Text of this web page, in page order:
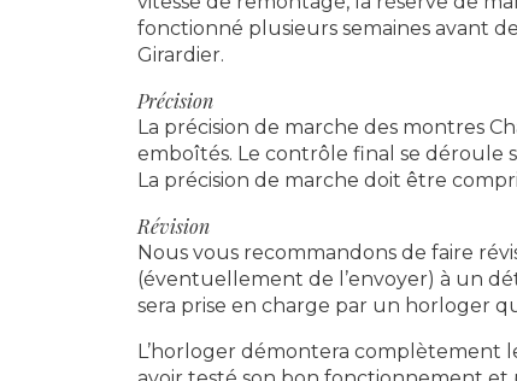
fonctionné plusieurs semaines avant
Girardier.
Précision
La précision de marche des montres
emboîtés. Le contrôle final se déroule
La précision de marche doit être
Révision
Nous vous recommandons de faire
(éventuellement de l’envoyer) à un
sera prise en charge par un horloger
L’horloger démontera complètement